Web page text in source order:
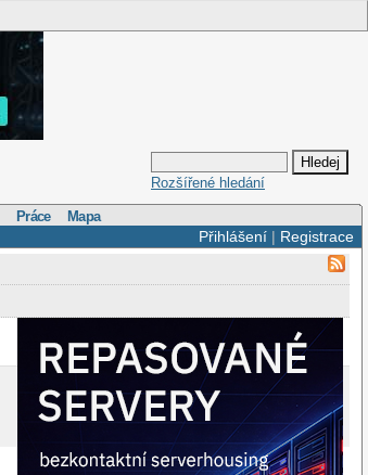
Rozšířené hledání
Práce Mapa
Přihlášení| Registrace